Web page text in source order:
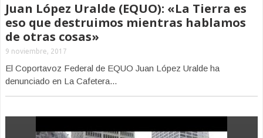
Juan López Uralde (EQUO): «La Tierra es
eso que destruimos mientras hablamos
de otras cosas»
9 noviembre, 2017
El Coportavoz Federal de EQUO Juan López Uralde ha
denunciado en La Cafetera...